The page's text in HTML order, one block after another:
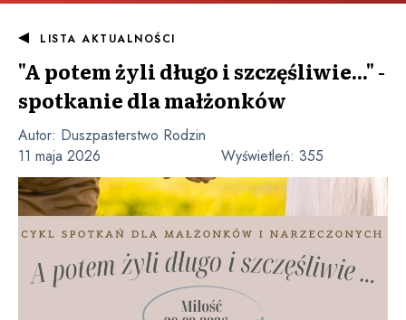
LISTA AKTUALNOŚCI
"A potem żyli długo i szczęśliwie..." -
spotkanie dla małżonków
Autor: Duszpasterstwo Rodzin
11 maja 2026
Wyświetleń: 355